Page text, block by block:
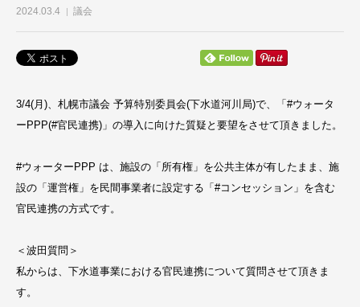
2024.03.4 議会
3/4(月)、札幌市議会 予算特別委員会(下水道河川局)で、「#ウォータ
ーPPP(#官民連携)」の導入に向けた質疑と要望をさせて頂きました。
#ウォーターPPP は、施設の「所有権」を公共主体が有したまま、施
設の「運営権」を民間事業者に設定する「#コンセッション」を含む
官民連携の方式です。
＜波田質問＞
私からは、下水道事業における官民連携について質問させて頂きま
す。